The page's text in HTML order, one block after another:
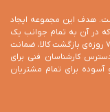
هدف این مجموعه ایجاد
در آن به تمام جوانب یک
خرید مطمئن توجه شده باشد. در همین راستا ضمانت 7 روزه‌ی بازگشت کالا، ضمانت
کارشناسان فنی برای
برای تمام مشتریان